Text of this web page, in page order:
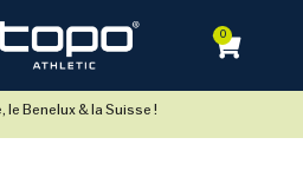
0
Benelux & la Suisse !